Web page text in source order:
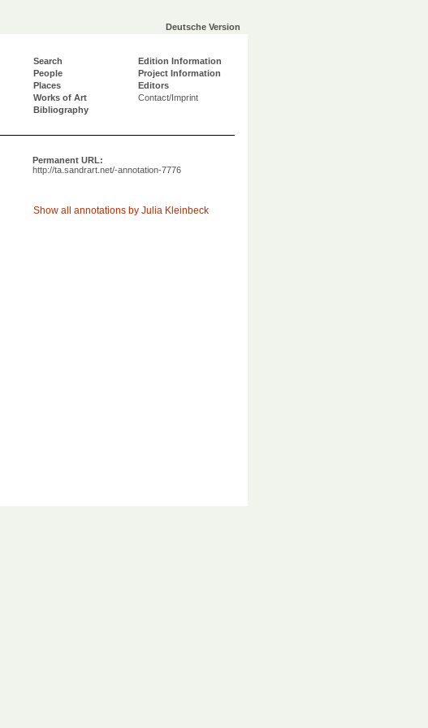
Deutsche Version
Search
People
Places
Works of Art
Bibliography
Edition Information
Project Information
Editors
Contact/Imprint
Permanent URL:
http://ta.sandrart.net/-annotation-7776
Show all annotations by Julia Kleinbeck